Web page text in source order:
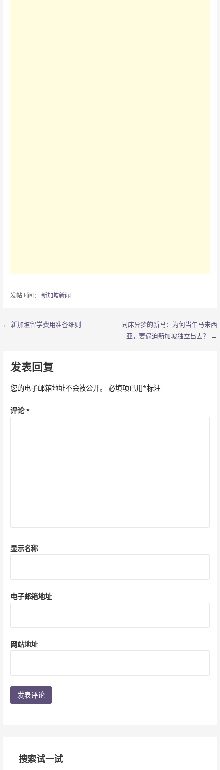
发帖时间： 新加坡新闻
文
导
航
← 新加坡留学费用准备细则
同床异梦的新马：为何当年马来西
亚，要逼迫新加坡独立出去？ →
发表回复
您的电子邮箱地址不会被公开。 必填项已用*标注
评论*
显示名称
电子邮箱地址
网站地址
搜索试一试